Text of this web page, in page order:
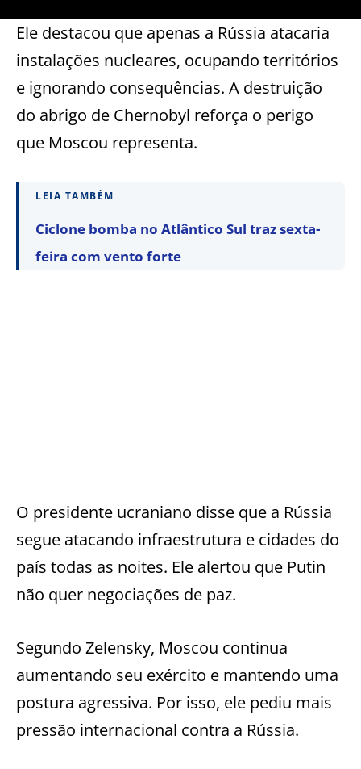
Ele destacou que apenas a Rússia atacaria
instalações nucleares, ocupando territórios
e ignorando consequências. A destruição
do abrigo de Chernobyl reforça o perigo
que Moscou representa.
LEIA TAMBÉM
Ciclone bomba no Atlântico Sul traz sexta-
feira com vento forte
O presidente ucraniano disse que a Rússia
segue atacando infraestrutura e cidades do
país todas as noites. Ele alertou que Putin
não quer negociações de paz.
Segundo Zelensky, Moscou continua
aumentando seu exército e mantendo uma
postura agressiva. Por isso, ele pediu mais
pressão internacional contra a Rússia.